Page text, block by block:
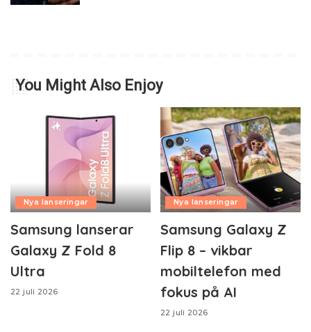
You Might Also Enjoy
Nya lanseringar
Samsung lanserar
Galaxy Z Fold 8
Ultra
22 juli 2026
Nya lanseringar
Samsung Galaxy Z
Flip 8 – vikbar
mobiltelefon med
fokus på AI
22 juli 2026